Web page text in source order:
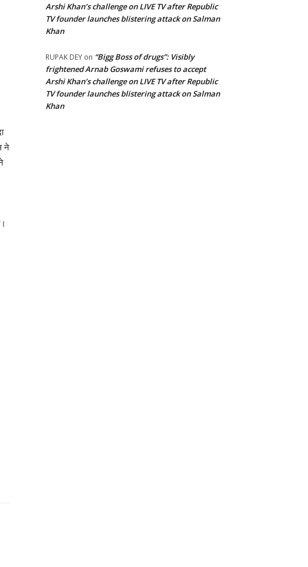
ने
Arshi Khan’s challenge on LIVE TV after Republic
TV founder launches blistering attack on Salman
Khan
RUPAK DEY on “Bigg Boss of drugs”: Visibly
frightened Arnab Goswami refuses to accept
Arshi Khan’s challenge on LIVE TV after Republic
TV founder launches blistering attack on Salman
Khan